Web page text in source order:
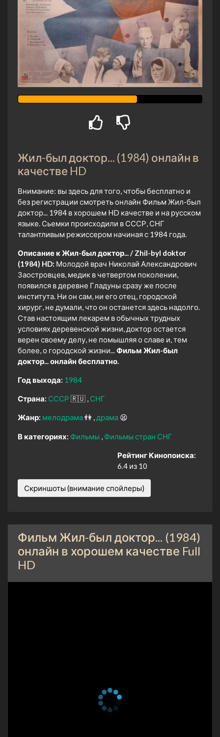
Жил-был доктор... (1984) онлайн в
качестве HD
Внимание: вы здесь для того, чтобы бесплатно и
без регистрации смотреть онлайн Фильм Жил-был
доктор... 1984 в хорошем HD качестве и на русском
языке. Сьемки происходили в СССР, СНГ
талантливым режиссером начиная с 1984 года.
Описание к Жил-был доктор... / Zhil-byl doktor
(1984) HD: Молодой врач Николай Александрович
Заостровцев, медик в четвертом поколении,
появился в деревне Гладуны сразу же после
института. Ни он сам, ни его отец, городской
хирург, не думали, что он останется здесь надолго.
Став настоящим лекарем в обычных трудных
условиях деревенской жизни, доктор остается
верен своему делу, не помышляя о славе и, тем
более, о городской жизни...Фильм Жил-был
доктор... онлайн бесплатно.
Год выхода: 1984
Страна: СССР 🇷🇺 СНГ
Жанр: мелодрама👫 драма 😫
В категориях: Фильмы Фильмы стран СНГ
Рейтинг Кинопоиска:
6.4 из 10
Скриншоты (внимание спойлеры)
Фильм Жил-был доктор... (1984)
онлайн в хорошем качестве Full
HD